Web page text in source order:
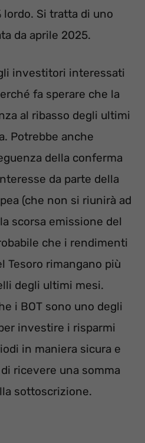
lordo. Si tratta di uno
da aprile 2025.
investitori interessati
fa sperare che la
al ribasso degli ultimi
Potrebbe anche
della conferma
da parte della
(che non si riunirà ad
scorsa emissione del
che i rendimenti
Tesoro rimangano più
degli ultimi mesi.
i BOT sono uno degli
investire i risparmi
in maniera sicura e
ricevere una somma
sottoscrizione.